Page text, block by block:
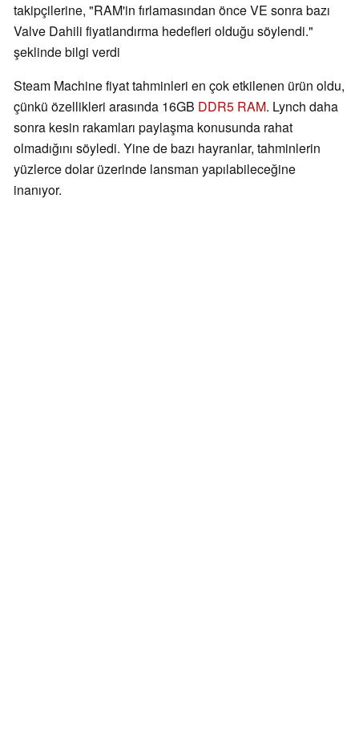
takipçilerine, "RAM'in fırlamasından önce VE sonra bazı
Valve Dahili fiyatlandırma hedefleri olduğu söylendi."
şeklinde bilgi verdi
Steam Machine fiyat tahminleri en çok etkilenen ürün oldu,
çünkü özellikleri arasında 16GB DDR5 RAM. Lynch daha
sonra kesin rakamları paylaşma konusunda rahat
olmadığını söyledi. Yine de bazı hayranlar, tahminlerin
yüzlerce dolar üzerinde lansman yapılabileceğine
inanıyor.